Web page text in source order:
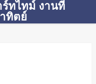
ทไทม์ งานที่
ทิตย์